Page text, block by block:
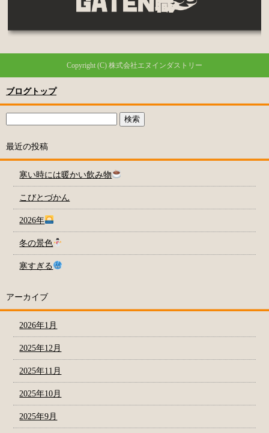
Copyright (C) 株式会社エヌインダストリー
ブログトップ
最近の投稿
寒い時には暖かい飲み物
こびとづかん
2026年
冬の景色
寒すぎる
アーカイブ
2026年1月
2025年12月
2025年11月
2025年10月
2025年9月